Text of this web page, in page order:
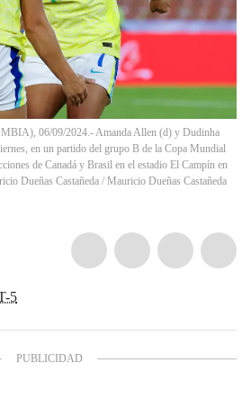
06/09/2024.- Amanda Allen (d) y Dudinha
en un partido del grupo B de la Copa Mundial
de Canadá y Brasil en el estadio El Campín en
Dueñas Castañeda / Mauricio Dueñas Castañeda
5